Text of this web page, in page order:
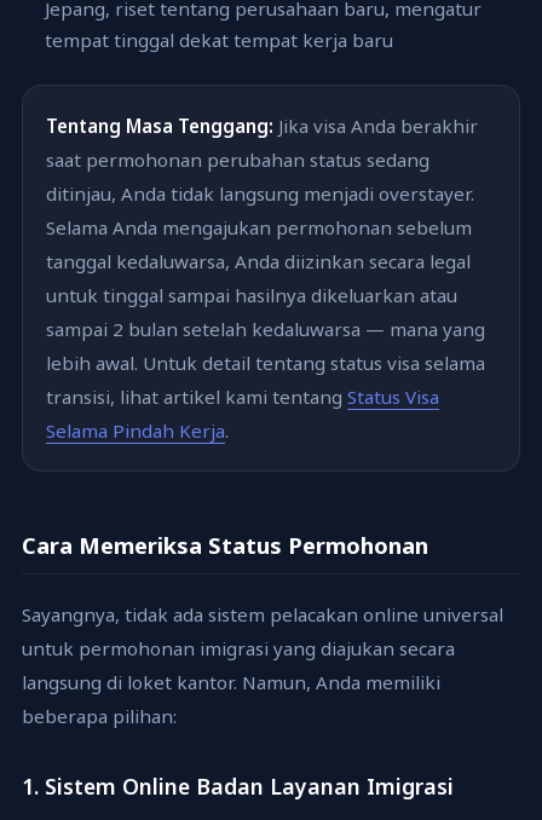
Jepang, riset tentang perusahaan baru, mengatur
tempat tinggal dekat tempat kerja baru
Tentang Masa Tenggang: Jika visa Anda berakhir
saat permohonan perubahan status sedang
ditinjau, Anda tidak langsung menjadi overstayer.
Selama Anda mengajukan permohonan sebelum
tanggal kedaluwarsa, Anda diizinkan secara legal
untuk tinggal sampai hasilnya dikeluarkan atau
sampai 2 bulan setelah kedaluwarsa — mana yang
lebih awal. Untuk detail tentang status visa selama
transisi, lihat artikel kami tentangStatus Visa
Selama Pindah Kerja.
Cara Memeriksa Status Permohonan
Sayangnya, tidak ada sistem pelacakan online universal
untuk permohonan imigrasi yang diajukan secara
langsung di loket kantor. Namun, Anda memiliki
beberapa pilihan:
1. Sistem Online Badan Layanan Imigrasi